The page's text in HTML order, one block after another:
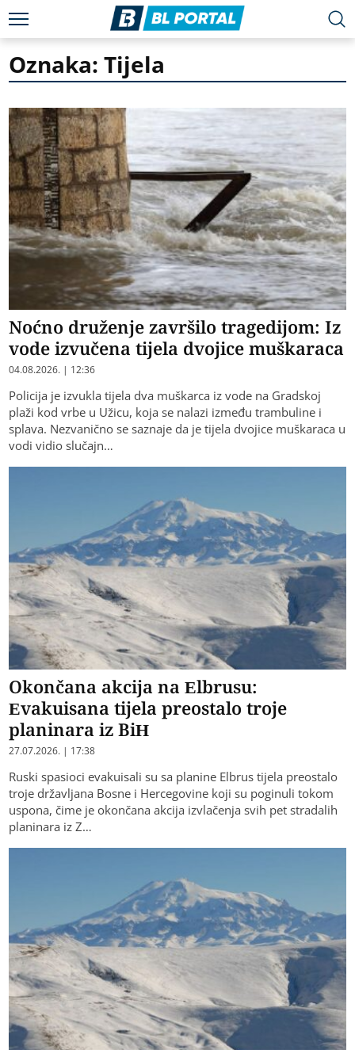
Oznaka: Tijela
Noćno druženje završilo tragedijom: Iz
vode izvučena tijela dvojice muškaraca
04.08.2026. | 12:36
Policija je izvukla tijela dva muškarca iz vode na Gradskoj
plaži kod vrbe u Užicu, koja se nalazi između trambuline i
splava. Nezvanično se saznaje da je tijela dvojice muškaraca u
vodi vidio slučajn…
Okončana akcija na Elbrusu:
Evakuisana tijela preostalo troje
planinara iz BiH
27.07.2026. | 17:38
Ruski spasioci evakuisali su sa planine Elbrus tijela preostalo
troje državljana Bosne i Hercegovine koji su poginuli tokom
uspona, čime je okončana akcija izvlačenja svih pet stradalih
planinara iz Z…